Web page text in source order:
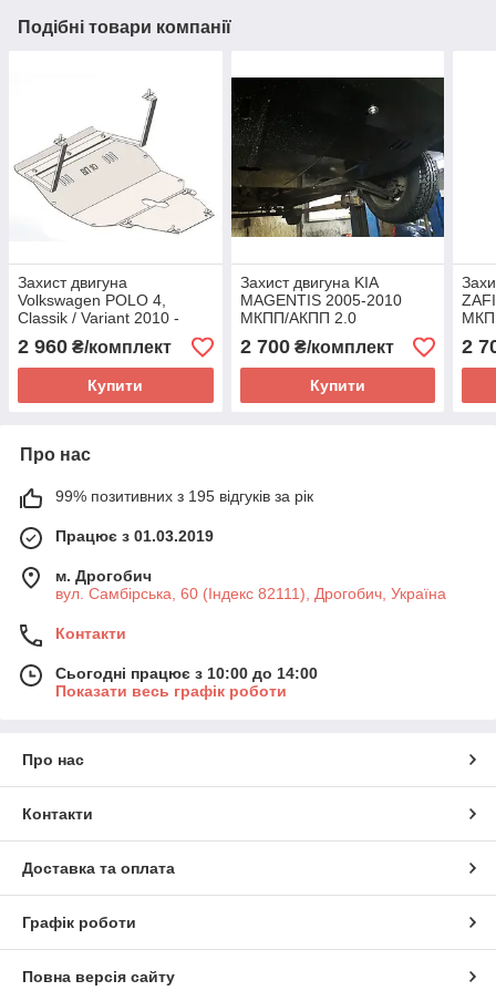
Подібні товари компанії
Захист двигуна
Volkswagen POLO 4,
Classik / Variant 2010 -
МКПП 1.2 D (двигун+КПП)
2 960 ₴/комплект
Купити
Захист двигуна KIA
MAGENTIS 2005-2010
МКПП/АКПП 2.0
(двигун+КПП)
2 700₴/комплект
Купити
1.9
2
Про нас
99% позитивних з 195 відгуків за рік
Працює з 01.03.2019
м. Дрогобич
вул. Самбірська, 60 (Індекс 82111), Дрогобич, Україна
Контакти
Сьогодні працює з 10:00 до 14:00
Показати весь графік роботи
Про нас
Контакти
Доставка та оплата
Графік роботи
Повна версія сайту